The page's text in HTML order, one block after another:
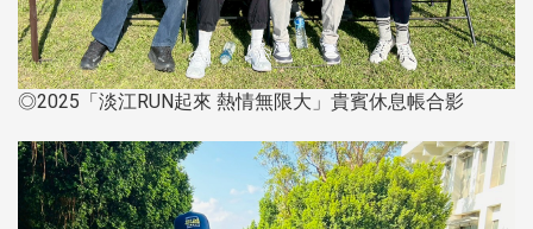
◎2025「淡江RUN起來 熱情無限大」貴賓休息帳合影